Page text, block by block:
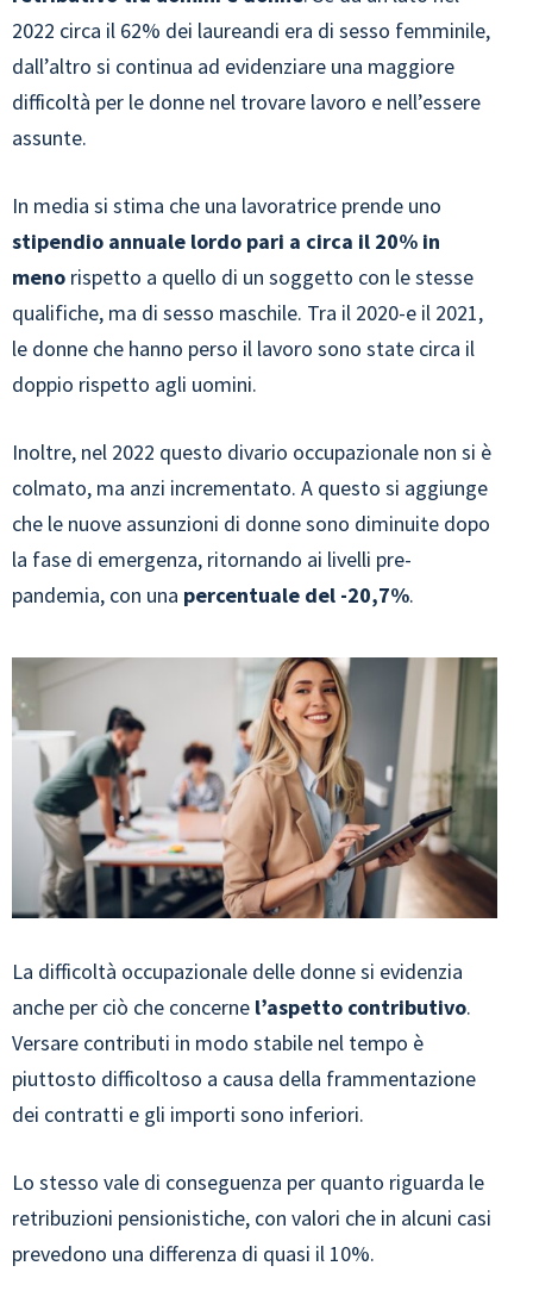
2022 circa il 62% dei laureandi era di sesso femminile,
dall’altro si continua ad evidenziare una maggiore
difficoltà per le donne nel trovare lavoro e nell’essere
assunte.
In media si stima che una lavoratrice prende uno
stipendio annuale lordo pari a circa il 20% in
meno rispetto a quello di un soggetto con le stesse
qualifiche, ma di sesso maschile. Tra il 2020-e il 2021,
le donne che hanno perso il lavoro sono state circa il
doppio rispetto agli uomini.
Inoltre, nel 2022 questo divario occupazionale non si è
colmato, ma anzi incrementato. A questo si aggiunge
che le nuove assunzioni di donne sono diminuite dopo
la fase di emergenza, ritornando ai livelli pre-
pandemia, con una percentuale del -20,7%.
La difficoltà occupazionale delle donne si evidenzia
anche per ciò che concerne l’aspetto contributivo.
Versare contributi in modo stabile nel tempo è
piuttosto difficoltoso a causa della frammentazione
dei contratti e gli importi sono inferiori.
Lo stesso vale di conseguenza per quanto riguarda le
retribuzioni pensionistiche, con valori che in alcuni casi
prevedono una differenza di quasi il 10%.